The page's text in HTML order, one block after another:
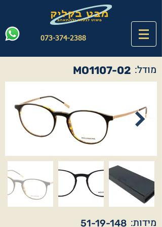
073-374-2388
MO1107-02 מודל:
51-19-148 מידות: